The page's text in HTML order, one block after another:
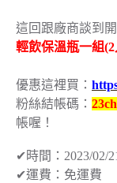
這回跟廠商談到
輕飲保溫瓶一組(2
優惠這裡買：
粉絲結帳碼：
帳喔！
✔時間：2023/02/
✔運費：免運費